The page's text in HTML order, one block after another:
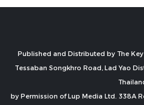
Published and Distributed by The
Tessaban Songkhro Road, Lad Yao
by Permission of Lup Media Ltd. 338A